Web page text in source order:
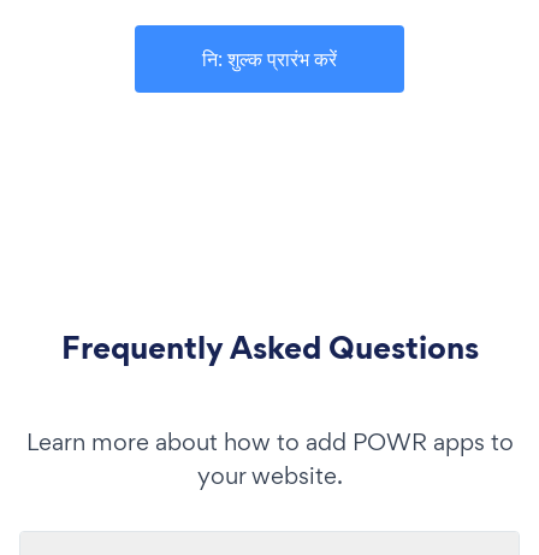
नि: शुल्क प्रारंभ करें
Frequently Asked Questions
Learn more about how to add POWR apps to
your website.